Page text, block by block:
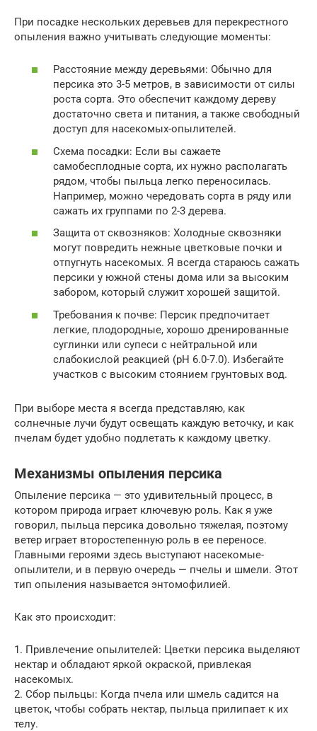
При посадке нескольких деревьев для перекрестного
опыления важно учитывать следующие моменты:
Расстояние между деревьями: Обычно для
персика это 3-5 метров, в зависимости от силы
роста сорта. Это обеспечит каждому дереву
достаточно света и питания, а также свободный
доступ для насекомых-опылителей.
Схема посадки: Если вы сажаете
самобесплодные сорта, их нужно располагать
рядом, чтобы пыльца легко переносилась.
Например, можно чередовать сорта в ряду или
сажать их группами по 2-3 дерева.
Защита от сквозняков: Холодные сквозняки
могут повредить нежные цветковые почки и
отпугнуть насекомых. Я всегда стараюсь сажать
персики у южной стены дома или за высоким
забором, который служит хорошей защитой.
Требования к почве: Персик предпочитает
легкие, плодородные, хорошо дренированные
суглинки или супеси с нейтральной или
слабокислой реакцией (pH 6.0-7.0). Избегайте
участков с высоким стоянием грунтовых вод.
При выборе места я всегда представляю, как
солнечные лучи будут освещать каждую веточку, и как
пчелам будет удобно подлетать к каждому цветку.
Механизмы опыления персика
Опыление персика — это удивительный процесс, в
котором природа играет ключевую роль. Как я уже
говорил, пыльца персика довольно тяжелая, поэтому
ветер играет второстепенную роль в ее переносе.
Главными героями здесь выступают насекомые-
опылители, и в первую очередь — пчелы и шмели. Этот
тип опыления называется энтомофилией.
Как это происходит:
1. Привлечение опылителей: Цветки персика выделяют
нектар и обладают яркой окраской, привлекая
насекомых.
2. Сбор пыльцы: Когда пчела или шмель садится на
цветок, чтобы собрать нектар, пыльца прилипает к их
телу.